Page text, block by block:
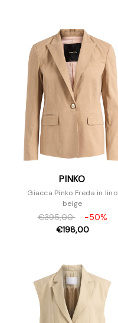
PINKO
Giacca Pinko Freda in lino
beige
€395,00
-50%
€198,00